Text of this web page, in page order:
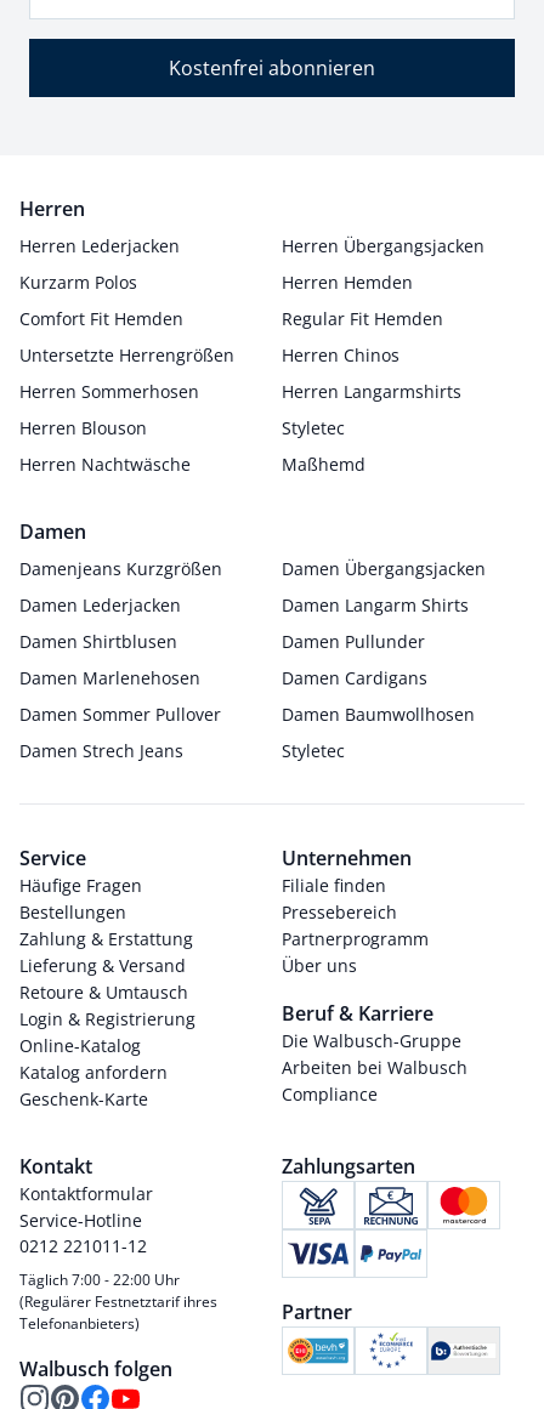
Kostenfrei abonnieren
Herren
Herren Lederjacken
Herren Übergangsjacken
Kurzarm Polos
Herren Hemden
Comfort Fit Hemden
Regular Fit Hemden
Untersetzte Herrengrößen
Herren Chinos
Herren Sommerhosen
Herren Langarmshirts
Herren Blouson
Styletec
Herren Nachtwäsche
Maßhemd
Damen
Damenjeans Kurzgrößen
Damen Übergangsjacken
Damen Lederjacken
Damen Langarm Shirts
Damen Shirtblusen
Damen Pullunder
Damen Marlenehosen
Damen Cardigans
Damen Sommer Pullover
Damen Baumwollhosen
Damen Strech Jeans
Styletec
Service
Häufige Fragen
Bestellungen
Zahlung & Erstattung
Lieferung & Versand
Retoure & Umtausch
Login & Registrierung
Online-Katalog
Katalog anfordern
Geschenk-Karte
Unternehmen
Filiale finden
Pressebereich
Partnerprogramm
Über uns
Beruf & Karriere
Die Walbusch-Gruppe
Arbeiten bei Walbusch
Compliance
Kontakt
Kontaktformular
Service-Hotline
0212 221011-12
Täglich 7:00 - 22:00 Uhr
(Regulärer Festnetztarif ihres
Telefonanbieters)
Walbusch folgen
Zahlungsarten
Partner